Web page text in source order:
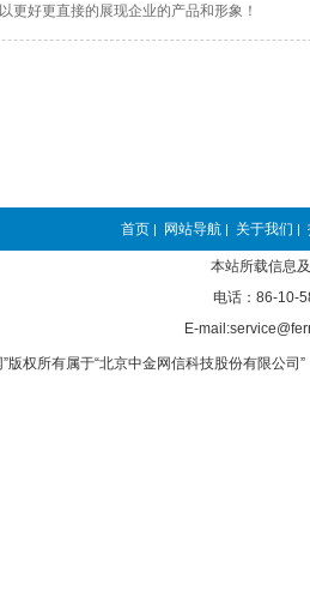
更好更直接的展现企业的产品和形象！
首页 | 网站导航 | 关于我们 |
本站所载信息
电话：86-10-
E-
”版权所有属于“北京中金网信科技股份有限公司